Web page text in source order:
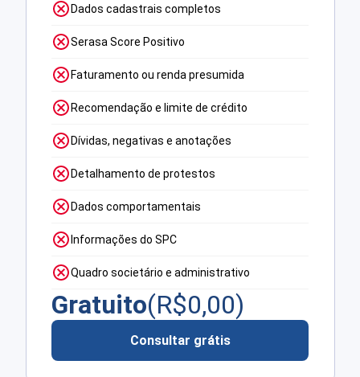
Dados cadastrais completos
Serasa Score Positivo
Faturamento ou renda presumida
Recomendação e limite de crédito
Dívidas, negativas e anotações
Detalhamento de protestos
Dados comportamentais
Informações do SPC
Quadro societário e administrativo
Gratuito(R$0,00)
Consultar grátis